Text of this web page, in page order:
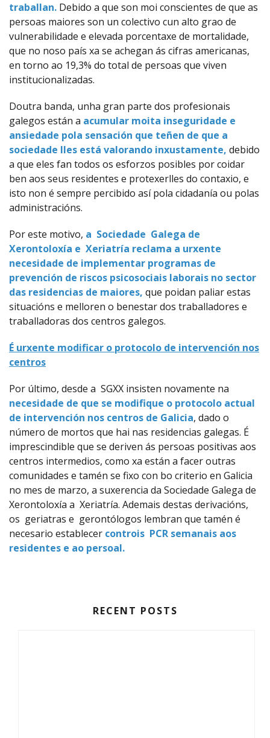
traballan. Debido a que son moi conscientes de que as
persoas maiores son un colectivo cun alto grao de
vulnerabilidade e elevada porcentaxe de mortalidade,
que no noso país xa se achegan ás cifras americanas,
en torno ao 19,3% do total de persoas que viven
institucionalizadas.
Doutra banda, unha gran parte dos profesionais
galegos están a acumular moita inseguridade e
ansiedade pola sensación que teñen de que a
sociedade lles está valorando inxustamente, debido
a que eles fan todos os esforzos posibles por coidar
ben aos seus residentes e protexerlles do contaxio, e
isto non é sempre percibido así pola cidadanía ou polas
administracións.
Por este motivo, a Sociedade Galega de
Xerontoloxía e Xeriatría reclama a urxente
necesidade de implementar programas de
prevención de riscos psicosociais laborais no sector
das residencias de maiores, que poidan paliar estas
situacións e melloren o benestar dos traballadores e
traballadoras dos centros galegos.
É urxente modificar o protocolo de intervención nos
centros
Por último, desde a SGXX insisten novamente na
necesidade de que se modifique o protocolo actual
de intervención nos centros de Galicia, dado o
número de mortos que hai nas residencias galegas. É
imprescindible que se deriven ás persoas positivas aos
centros intermedios, como xa están a facer outras
comunidades e tamén se fixo con bo criterio en Galicia
no mes de marzo, a suxerencia da Sociedade Galega de
Xerontoloxía a Xeriatría. Ademais destas derivacións,
os geriatras e gerontólogos lembran que tamén é
necesario establecer controis PCR semanais aos
residentes e ao persoal.
RECENT POSTS